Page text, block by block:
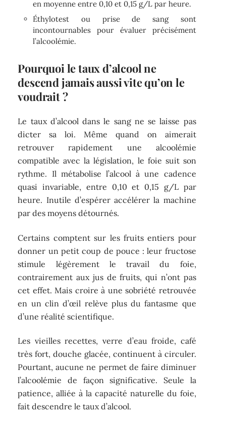
en moyenne entre 0,10 et 0,15 g/L par heure.
Éthylotest ou prise de sang sont
incontournables pour évaluer précisément
l’alcoolémie.
Pourquoi le taux d’alcool ne
descend jamais aussi vite qu’on le
voudrait ?
Le taux d’alcool dans le sang ne se laisse pas
dicter sa loi. Même quand on aimerait
retrouver rapidement une alcoolémie
compatible avec la législation, le foie suit son
rythme. Il métabolise l’alcool à une cadence
quasi invariable, entre 0,10 et 0,15 g/L par
heure. Inutile d’espérer accélérer la machine
par des moyens détournés.
Certains comptent sur les fruits entiers pour
donner un petit coup de pouce : leur fructose
stimule légèrement le travail du foie,
contrairement aux jus de fruits, qui n’ont pas
cet effet. Mais croire à une sobriété retrouvée
en un clin d’œil relève plus du fantasme que
d’une réalité scientifique.
Les vieilles recettes, verre d’eau froide, café
très fort, douche glacée, continuent à circuler.
Pourtant, aucune ne permet de faire diminuer
l’alcoolémie de façon significative. Seule la
patience, alliée à la capacité naturelle du foie,
fait descendre le taux d’alcool.